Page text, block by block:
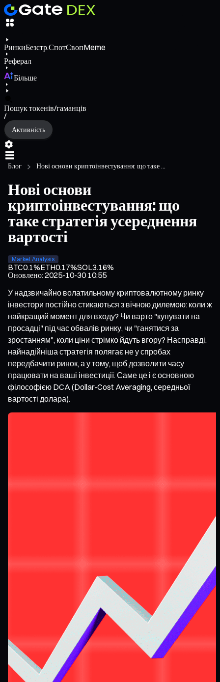
РинкиБезстр.СпотСвопMeme
Реферал
Більше
Пошук токенів/гаманців
/
Активність
Блог Нові основи криптоінвестування: що таке ...
Нові основи
криптоінвестування: що
таке стратегія усереднення
вартості
Market Analysis
BTC0.1%ETH0.17%SOL3.16%
Оновлено:2025-10-30 10:55
У надзвичайно волатильному криптовалютному ринку
інвестори постійно стикаються з вічною дилемою: коли ж
найкращий момент для входу? Чи варто "купувати на
просадці" під час обвалів ринку, чи "ганятися за
зростанням", коли ціни стрімко йдуть вгору? Насправді,
найнадійніша стратегія полягає не у спробах
передбачити ринок, а у тому, щоб дозволити часу
працювати на ваші інвестиції. Саме це і є основною
філософією DCA (Dollar-Cost Averaging, середньої
вартості долара).